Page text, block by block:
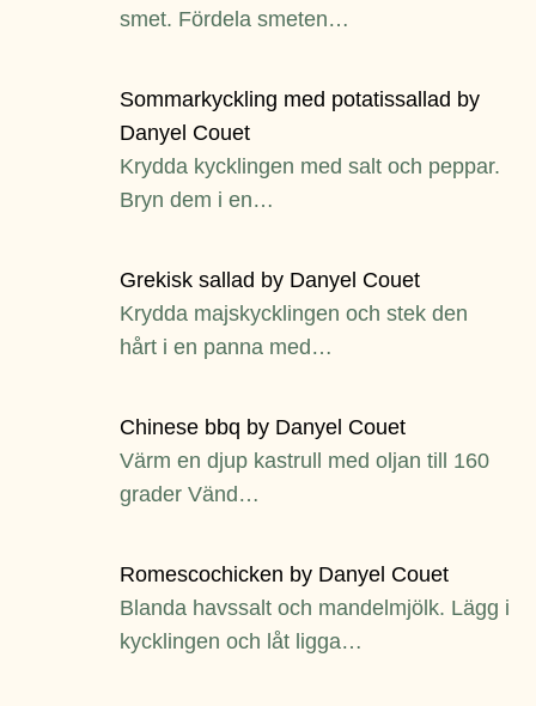
smet. Fördela smeten…
Sommarkyckling med potatissallad by
Danyel Couet
Krydda kycklingen med salt och peppar.
Bryn dem i en…
Grekisk sallad by Danyel Couet
Krydda majskycklingen och stek den
hårt i en panna med…
Chinese bbq by Danyel Couet
Värm en djup kastrull med oljan till 160
grader Vänd…
Romescochicken by Danyel Couet
Blanda havssalt och mandelmjölk. Lägg i
kycklingen och låt ligga…